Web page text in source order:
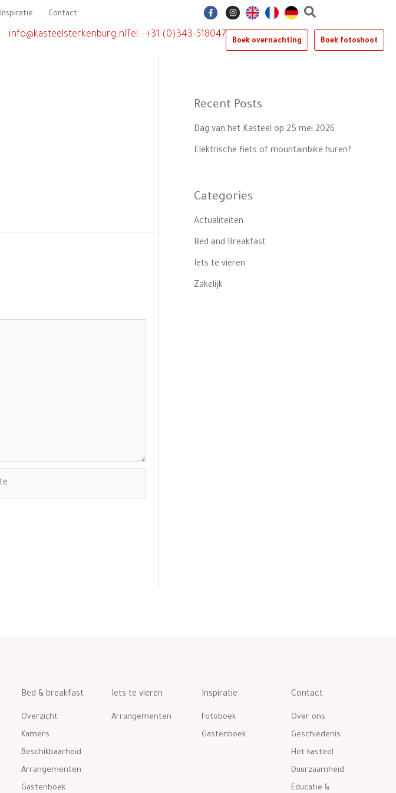
Inspiratie Contact
F
a
e
I
n
t
a
Boek overnachting Boek fotoshoot
Tel.: +31 (0)343-518047
info@kasteelsterkenburg.nl
Recent Posts
Dag van het Kasteel op 25 mei 2026
Elektrische fiets of mountainbike huren?
Categories
Actualiteiten
Bed and Breakfast
Iets te vieren
Zakelijk
Bed & breakfast
Overzicht
Kamers
Beschikbaarheid
Arrangementen
Gastenboek
Iets te vieren
Arrangementen
Inspiratie
Fotoboek
Gastenboek
Contact
Over ons
Geschiedenis
Het kasteel
Duurzaamheid
Educatie &